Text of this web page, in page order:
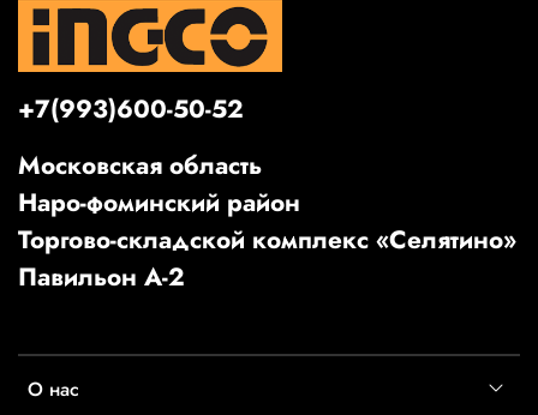
О нас
+7(993)600-50-52
Московская область
Наро-фоминский район
Торгово-складской комплекс «Селятино»
Павильон А-2